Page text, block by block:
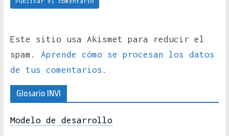
Este sitio usa Akismet para reducir el
spam. Aprende cómo se procesan los datos
de tus comentarios.
Glosario INVI
Modelo de desarrollo